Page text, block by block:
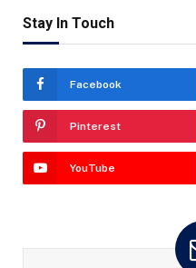
Stay In Touch
Facebook
Pinterest
YouTube